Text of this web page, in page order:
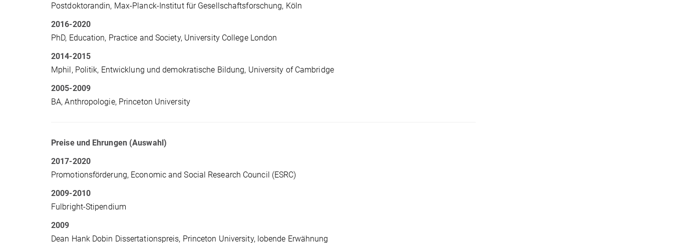
Postdoktorandin, Max-Planck-Institut für Gesellschaftsforschung, Köln
2016-2020
PhD, Education, Practice and Society, University College London
2014-2015
Mphil, Politik, Entwicklung und demokratische Bildung, University of Cambridge
2005-2009
BA, Anthropologie, Princeton University
Preise und Ehrungen (Auswahl)
2017-2020
Promotionsförderung, Economic and Social Research Council (ESRC)
2009-2010
Fulbright-Stipendium
2009
Dean Hank Dobin Dissertationspreis, Princeton University, lobende Erwähnung